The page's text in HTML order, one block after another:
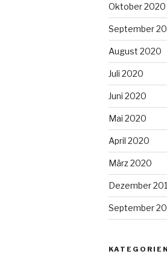
Oktober 2020
September
August 2020
Juli 2020
Juni 2020
Mai 2020
April 2020
März 2020
Dezember
September
KATEGORIEN